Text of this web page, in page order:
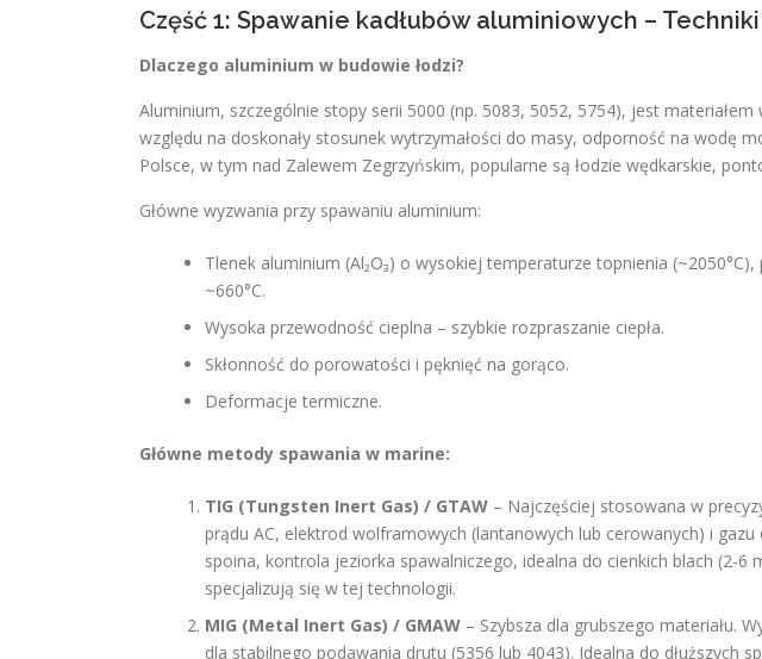
Część 1: Spawanie kadłubów aluminiowych –
Dlaczego aluminium w budowie łodzi?
Aluminium, szczególnie stopy serii 5000 (np. 5083, 5052, 5754), jest
względu na doskonały stosunek wytrzymałości do masy, odporność na wodę
Polsce, w tym nad Zalewem Zegrzyńskim, popularne są łodzie wędkarskie,
Główne wyzwania przy spawaniu aluminium:
Tlenek aluminium (Al₂O₃) o wysokiej temperaturze topnienia
~660°C.
Wysoka przewodność cieplna – szybkie rozpraszanie ciepła.
Skłonność do porowatości i pęknięć na gorąco.
Deformacje termiczne.
Główne metody spawania w marine:
TIG (Tungsten Inert Gas) / GTAW – Najczęściej stosowana w
prądu AC, elektrod wolframowych (lantanowych lub cerowanych) i
spoina, kontrola jeziorka spawalniczego, idealna do cienkich blach (2-6
specjalizują się w tej technologii.
MIG (Metal Inert Gas) / GMAW – Szybsza dla grubszego materiału.
dla stabilnego podawania drutu (5356 lub 4043). Idealna do dłuższych